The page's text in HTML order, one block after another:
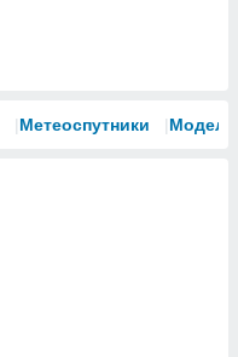
Метеоспутники Модели